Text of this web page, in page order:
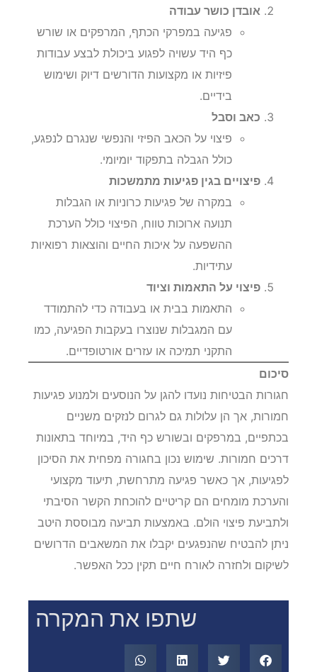
אובדן כושר עבודה
פגיעה במפרקי הכתף, המרפקים או שורש
כף היד עשויה לפגוע ביכולת לבצע עבודות
פיזיות או מקצועות הדורשים דיוק ושימוש
בידיים.
כאב וסבל
פיצוי על הכאב הפיזי והנפשי שנגרם לנפגע,
כולל הגבלה בתפקוד יומיומי.
פיצויים בגין פגיעות מתמשכות
במקרה של פגיעות כרוניות או הגבלות
תנועה ארוכות טווח, הפיצוי כולל הערכת
ההשפעה על איכות החיים והוצאות רפואיות
עתידיות.
פיצוי על התאמות וציוד
התאמות בבית או בעבודה כדי להתמודד
עם המגבלות שנוצרו בעקבות הפגיעה, כמו
התקני תמיכה או עזרים אורטופדיים.
סיכום
חגורות הבטיחות נועדו להגן על הנוסעים ולמנוע פגיעות
חמורות, אך הן עלולות גם לגרום לנזקים משניים
בכתפיים, במרפקים ובשורש כף היד, במיוחד בתאונות
דרכים חמורות. שימוש נכון בחגורה מפחית את הסיכון
לפגיעות, אך כאשר פגיעה מתרחשת, תיעוד מקצועי
והערכת מומחים הם קריטיים להוכחת הקשר הסיבתי
ולתביעת פיצוי הולם. באמצעות תביעה מבוססת היטב
ניתן להבטיח שהנפגעים יקבלו את המשאבים הדרושים
לשיקום ולחזרה לאורח חיים תקין ככל האפשר.
שתפו את המקרה